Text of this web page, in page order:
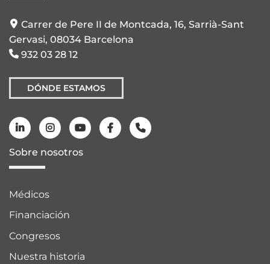
Carrer de Pere II de Montcada, 16, Sarrià-Sant
Gervasi, 08034 Barcelona
932 03 28 12
DÓNDE ESTAMOS
Sobre nosotros
Médicos
Financiación
Congresos
Nuestra historia